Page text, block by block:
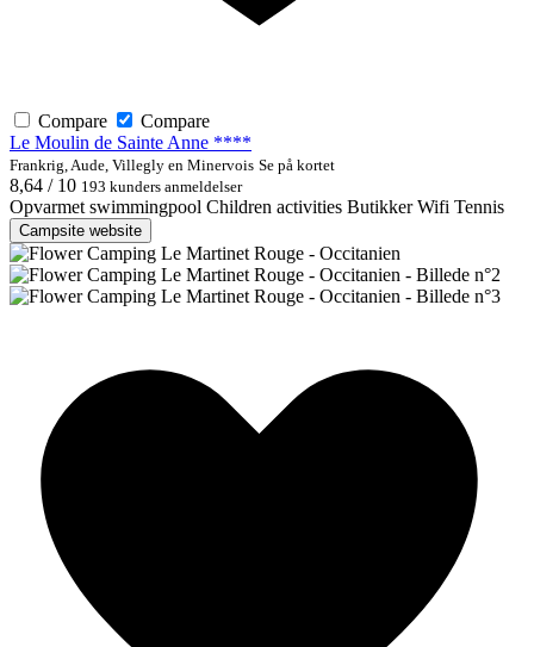
Compare
Compare
Le Moulin de Sainte Anne ****
Frankrig, Aude, Villegly en Minervois Se på kortet
8,64 / 10 193 kunders anmeldelser
Opvarmet swimmingpool Children activities Butikker Wifi Tennis
Campsite website